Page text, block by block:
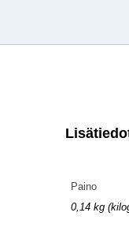
Paino
0,14 kg